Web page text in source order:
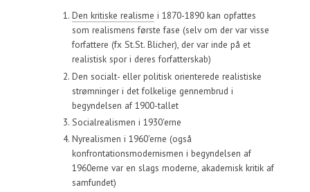
Den kritiske realisme i 1870-1890 kan opfattes
som realismens første fase (selv om der var visse
forfattere (fx St.St. Blicher), der var inde på et
realistisk spor i deres forfatterskab)
Den socialt- eller politisk orienterede realistiske
strømninger i det folkelige gennembrud i
begyndelsen af 1900-tallet
Socialrealismen i 1930'erne
Nyrealismen i 1960'erne (også
konfrontationsmodernismen i begyndelsen af
1960erne var en slags moderne, akademisk kritik af
samfundet)